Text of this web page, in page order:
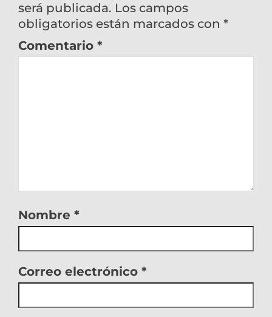
será publicada. Los campos
obligatorios están marcados con *
Comentario *
Nombre *
Correo electrónico *